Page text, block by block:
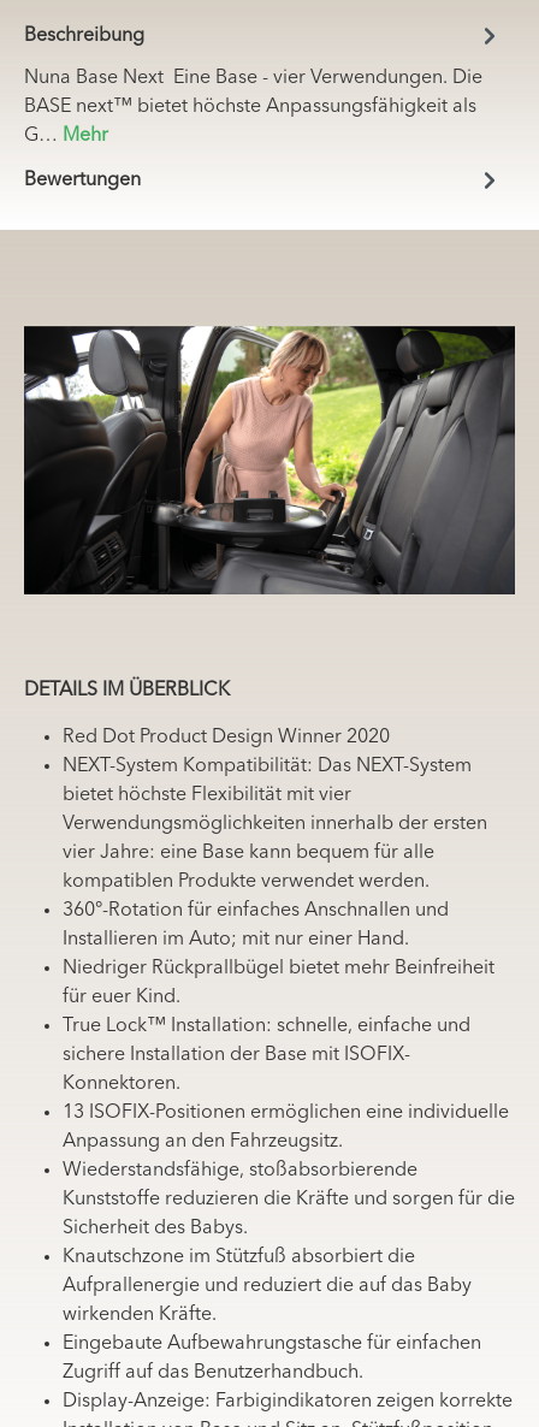
Beschreibung
Nuna Base Next Eine Base - vier Verwendungen. Die
BASE next™ bietet höchste Anpassungsfähigkeit als
G… Mehr
Bewertungen
DETAILS IM ÜBERBLICK
Red Dot Product Design Winner 2020
NEXT-System Kompatibilität: Das NEXT-System
bietet höchste Flexibilität mit vier
Verwendungsmöglichkeiten innerhalb der ersten
vier Jahre: eine Base kann bequem für alle
kompatiblen Produkte verwendet werden.
360°-Rotation für einfaches Anschnallen und
Installieren im Auto; mit nur einer Hand.
Niedriger Rückprallbügel bietet mehr Beinfreiheit
für euer Kind.
True Lock™ Installation: schnelle, einfache und
sichere Installation der Base mit ISOFIX-
Konnektoren.
13 ISOFIX-Positionen ermöglichen eine individuelle
Anpassung an den Fahrzeugsitz.
Wiederstandsfähige, stoßabsorbierende
Kunststoffe reduzieren die Kräfte und sorgen für die
Sicherheit des Babys.
Knautschzone im Stützfuß absorbiert die
Aufprallenergie und reduziert die auf das Baby
wirkenden Kräfte.
Eingebaute Aufbewahrungstasche für einfachen
Zugriff auf das Benutzerhandbuch.
Display-Anzeige: Farbigindikatoren zeigen korrekte